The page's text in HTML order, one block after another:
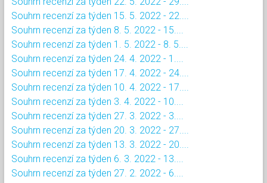
Souhrn recenzí za týden 15. 5. 2022 - 22....
Souhrn recenzí za týden 8. 5. 2022 - 15....
Souhrn recenzí za týden 1. 5. 2022 - 8. 5....
Souhrn recenzí za týden 24. 4. 2022 - 1....
Souhrn recenzí za týden 17. 4. 2022 - 24....
Souhrn recenzí za týden 10. 4. 2022 - 17....
Souhrn recenzí za týden 3. 4. 2022 - 10....
Souhrn recenzí za týden 27. 3. 2022 - 3....
Souhrn recenzí za týden 20. 3. 2022 - 27....
Souhrn recenzí za týden 13. 3. 2022 - 20....
Souhrn recenzí za týden 6. 3. 2022 - 13....
Souhrn recenzí za týden 27. 2. 2022 - 6....